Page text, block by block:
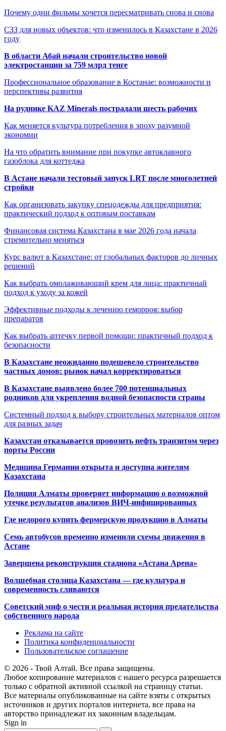
Почему одни фильмы хочется пересматривать снова и снова
СЗЗ для новых объектов: что изменилось в Казахстане в 2026
году
В области Абай начали строительство новой
электростанции за 759 млрд тенге
Профессиональное образование в Костанае: возможности и
перспективы развития
На руднике KAZ Minerals пострадали шесть рабочих
Как меняется культура потребления в эпоху разумной
экономии
На что обратить внимание при покупке автоклавного
газоблока для коттеджа
В Астане начали тестовый запуск LRT после многолетней
стройки
Как организовать закупку спецодежды для предприятия:
практический подход к оптовым поставкам
Финансовая система Казахстана в мае 2026 года начала
стремительно меняться
Курс валют в Казахстане: от глобальных факторов до личных
решений
Как выбрать омолаживающий крем для лица: практичный
подход к уходу за кожей
Эффективные подходы к лечению геморроя: выбор
препаратов
Как выбрать аптечку первой помощи: практичный подход к
безопасности
В Казахстане неожиданно подешевело строительство
частных домов: рынок начал корректироваться
В Казахстане выявлено более 700 потенциальных
родников для укрепления водной безопасности страны
Системный подход к выбору строительных материалов оптом
для разных задач
Казахстан отказывается провозить нефть транзитом через
порты России
Медицина Германии открыта и доступна жителям
Казахстана
Полиция Алматы проверяет информацию о возможной
утечке результатов анализов ВИЧ-инфицированных
Где недорого купить фермерскую продукцию в Алматы
Семь автобусов временно изменили схемы движения в
Астане
Завершена реконструкция стадиона «Астана Арена»
Волшебная столица Казахстана — где культура и
современность сливаются
Советский миф о чести и реальная история предательства
собственного народа
Реклама на сайте
Политика конфиденциальности
Пользовательское соглашение
© 2026 - Твой Алтай. Все права защищены.
Любое копирование материалов с нашего ресурса разрешается
только с обратной активной ссылкой на страницу статьи.
Все материалы опубликованные на сайте взяты с открытых
источников и других порталов интернета, все права на
авторство принадлежат их законным владельцам.
Sign in